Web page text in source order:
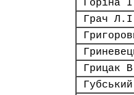
Горіна
Грач
Грицак